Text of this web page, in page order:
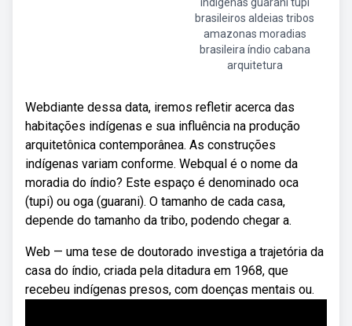
brasileiros aldeias tribos
amazonas moradias
brasileira índio cabana
arquitetura
Webdiante dessa data, iremos refletir acerca das
habitações indígenas e sua influência na produção
arquitetônica contemporânea. As construções
indígenas variam conforme. Webqual é o nome da
moradia do índio? Este espaço é denominado oca
(tupi) ou oga (guarani). O tamanho de cada casa,
depende do tamanho da tribo, podendo chegar a.
Web — uma tese de doutorado investiga a trajetória da
casa do índio, criada pela ditadura em 1968, que
recebeu indígenas presos, com doenças mentais ou.